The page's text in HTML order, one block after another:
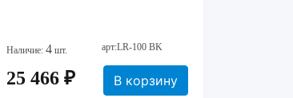
Наличие: 4шт. арт:LR-100 BK
25 466 ₽ В корзину